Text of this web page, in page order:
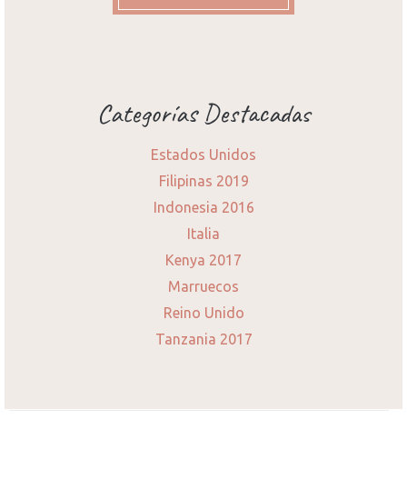
Categorías Destacadas
Estados Unidos
Filipinas 2019
Indonesia 2016
Italia
Kenya 2017
Marruecos
Reino Unido
Tanzania 2017